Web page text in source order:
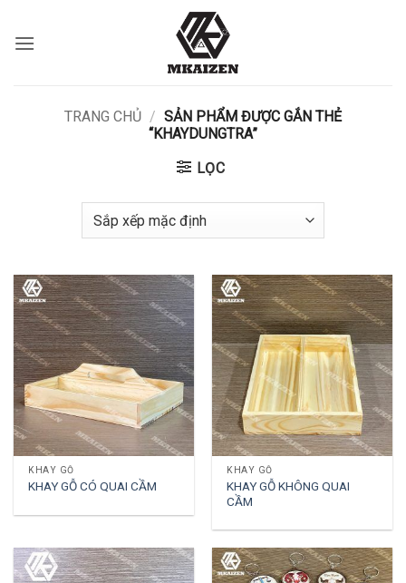
qua
nội
TRANG CHỦ / SẢN PHẨM ĐƯỢC GẮN THẺ
“KHAYDUNGTRA”
LỌC
KHAY GỖ
KHAY GỖ CÓ QUAI CẦM
KHAY GỖ
KHAY GỖ KHÔNG QUAI
CẦM